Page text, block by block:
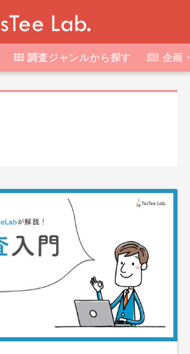
調査ジャンルから探す 企画